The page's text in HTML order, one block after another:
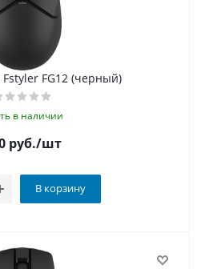
FG12 (черный)
в наличии
руб./шт
В корзину